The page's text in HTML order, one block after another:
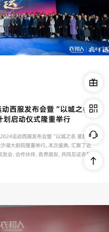
西服发布会暨“以城之名
启动仪式隆重举行
运动西服发布会暨“以城之名 星耀中
大剧院隆重举行。本次盛典，汇聚了近
会、合作伙伴、各界朋友，共同见证衣邦